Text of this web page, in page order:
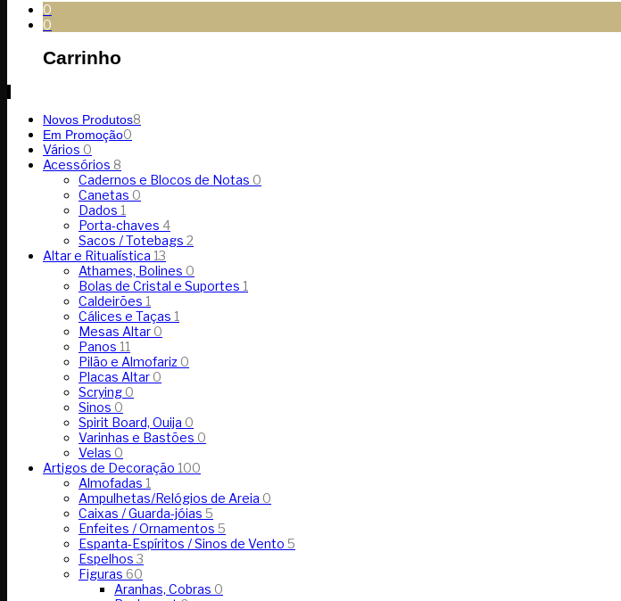
0
0
Carrinho
Novos Produtos8
Em Promoção0
Vários 0
Acessórios 8
Cadernos e Blocos de Notas 0
Canetas 0
Dados 1
Porta-chaves 4
Sacos / Totebags 2
Altar e Ritualística 13
Athames, Bolines 0
Bolas de Cristal e Suportes 1
Caldeirões 1
Cálices e Taças 1
Mesas Altar 0
Panos 11
Pilão e Almofariz 0
Placas Altar 0
Scrying 0
Sinos 0
Spirit Board, Ouija 0
Varinhas e Bastões 0
Velas 0
Artigos de Decoração 100
Almofadas 1
Ampulhetas/Relógios de Areia 0
Caixas / Guarda-jóias 5
Enfeites / Ornamentos 5
Espanta-Espíritos / Sinos de Vento 5
Espelhos3
Figuras 60
Aranhas, Cobras 0